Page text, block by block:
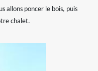
allons poncer le bois, puis
chalet.